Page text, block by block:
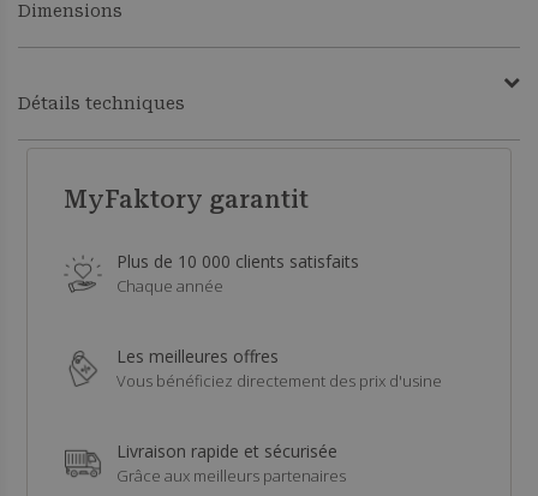
Dimensions
Détails techniques
MyFaktory garantit
Plus de 10 000 clients satisfaits
Chaque année
Les meilleures offres
Vous bénéficiez directement des prix d'usine
Livraison rapide et sécurisée
Grâce aux meilleurs partenaires